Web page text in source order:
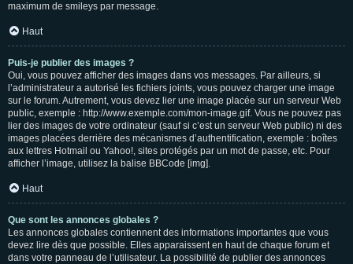
maximum de smileys par message.
Haut
Puis-je publier des images ?
Oui, vous pouvez afficher des images dans vos messages. Par ailleurs, si
l’administrateur a autorisé les fichiers joints, vous pouvez charger une image
sur le forum. Autrement, vous devez lier une image placée sur un serveur Web
public, exemple : http://www.exemple.com/mon-image.gif. Vous ne pouvez pas
lier des images de votre ordinateur (sauf si c’est un serveur Web public) ni des
images placées derrière des mécanismes d’authentification, exemple : boîtes
aux lettres Hotmail ou Yahoo!, sites protégés par un mot de passe, etc. Pour
afficher l’image, utilisez la balise BBCode [img].
Haut
Que sont les annonces globales ?
Les annonces globales contiennent des informations importantes que vous
devez lire dès que possible. Elles apparaissent en haut de chaque forum et
dans votre panneau de l’utilisateur. La possibilité de publier des annonces